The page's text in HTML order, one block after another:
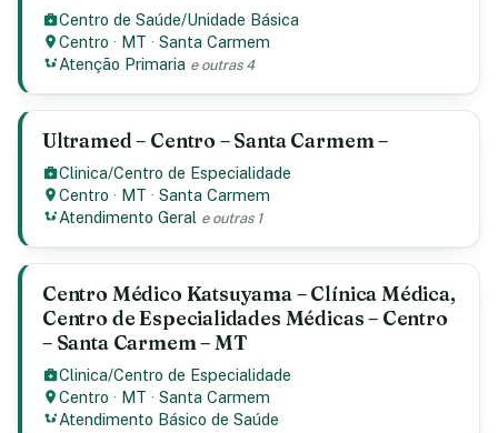
Centro de Saúde/Unidade Básica
Centro · MT ·Santa Carmem
Atenção Primaria e outras 4
Ultramed – Centro – Santa Carmem –
Clinica/Centro de Especialidade
Centro · MT ·Santa Carmem
Atendimento Geral e outras 1
Centro Médico Katsuyama – Clínica Médica,
Centro de Especialidades Médicas – Centro
– Santa Carmem – MT
Clinica/Centro de Especialidade
Centro · MT ·Santa Carmem
Atendimento Básico de Saúde